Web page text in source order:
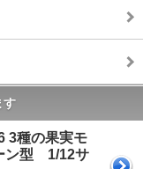
す
3種の果実モ
ン型 1/12サ